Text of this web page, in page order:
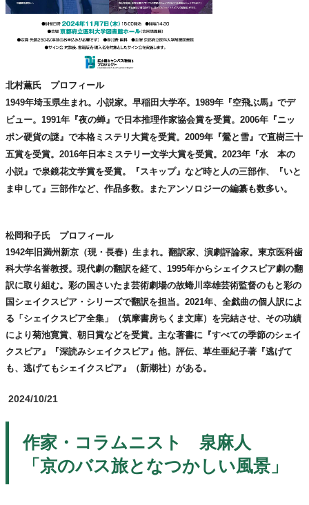
北村薫氏 プロフィール
1949年埼玉県生まれ。小説家。早稲田大学卒。1989年『空飛ぶ馬』でデ
ビュー。1991年『夜の蝉』で日本推理作家協会賞を受賞。2006年『ニッ
ポン硬貨の謎』で本格ミステリ大賞を受賞。2009年『鶯と雪』で直樹三十
五賞を受賞。2016年日本ミステリー文学大賞を受賞。2023年『水 本の
小説』で泉鏡花文学賞を受賞。『スキップ』など時と人の三部作、『いと
ま申して』三部作など、作品多数。またアンソロジーの編纂も数多い。
松岡和子氏 プロフィール
1942年旧満州新京（現・長春）生まれ。翻訳家、演劇評論家。東京医科歯
科大学名誉教授。現代劇の翻訳を経て、1995年からシェイクスピア劇の翻
訳に取り組む。彩の国さいたま芸術劇場の故蜷川幸雄芸術監督のもと彩の
国シェイクスピア・シリーズで翻訳を担当。2021年、全戯曲の個人訳によ
る「シェイクスピア全集」（筑摩書房ちくま文庫）を完結させ、その功績
により菊池寛賞、朝日賞などを受賞。主な著書に『すべての季節のシェイ
クスピア』『深読みシェイクスピア』他。評伝、草生亜紀子著『逃げて
も、逃げてもシェイクスピア』（新潮社）がある。
2024/10/21
作家・コラムニスト 泉麻人
「京のバス旅となつかしい風景」